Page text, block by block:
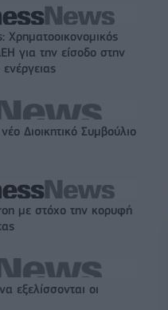
για την είσοδο στην
Διοικητικό Συμβούλιο
με στόχο την κορυφή
εξελίσσονται οι